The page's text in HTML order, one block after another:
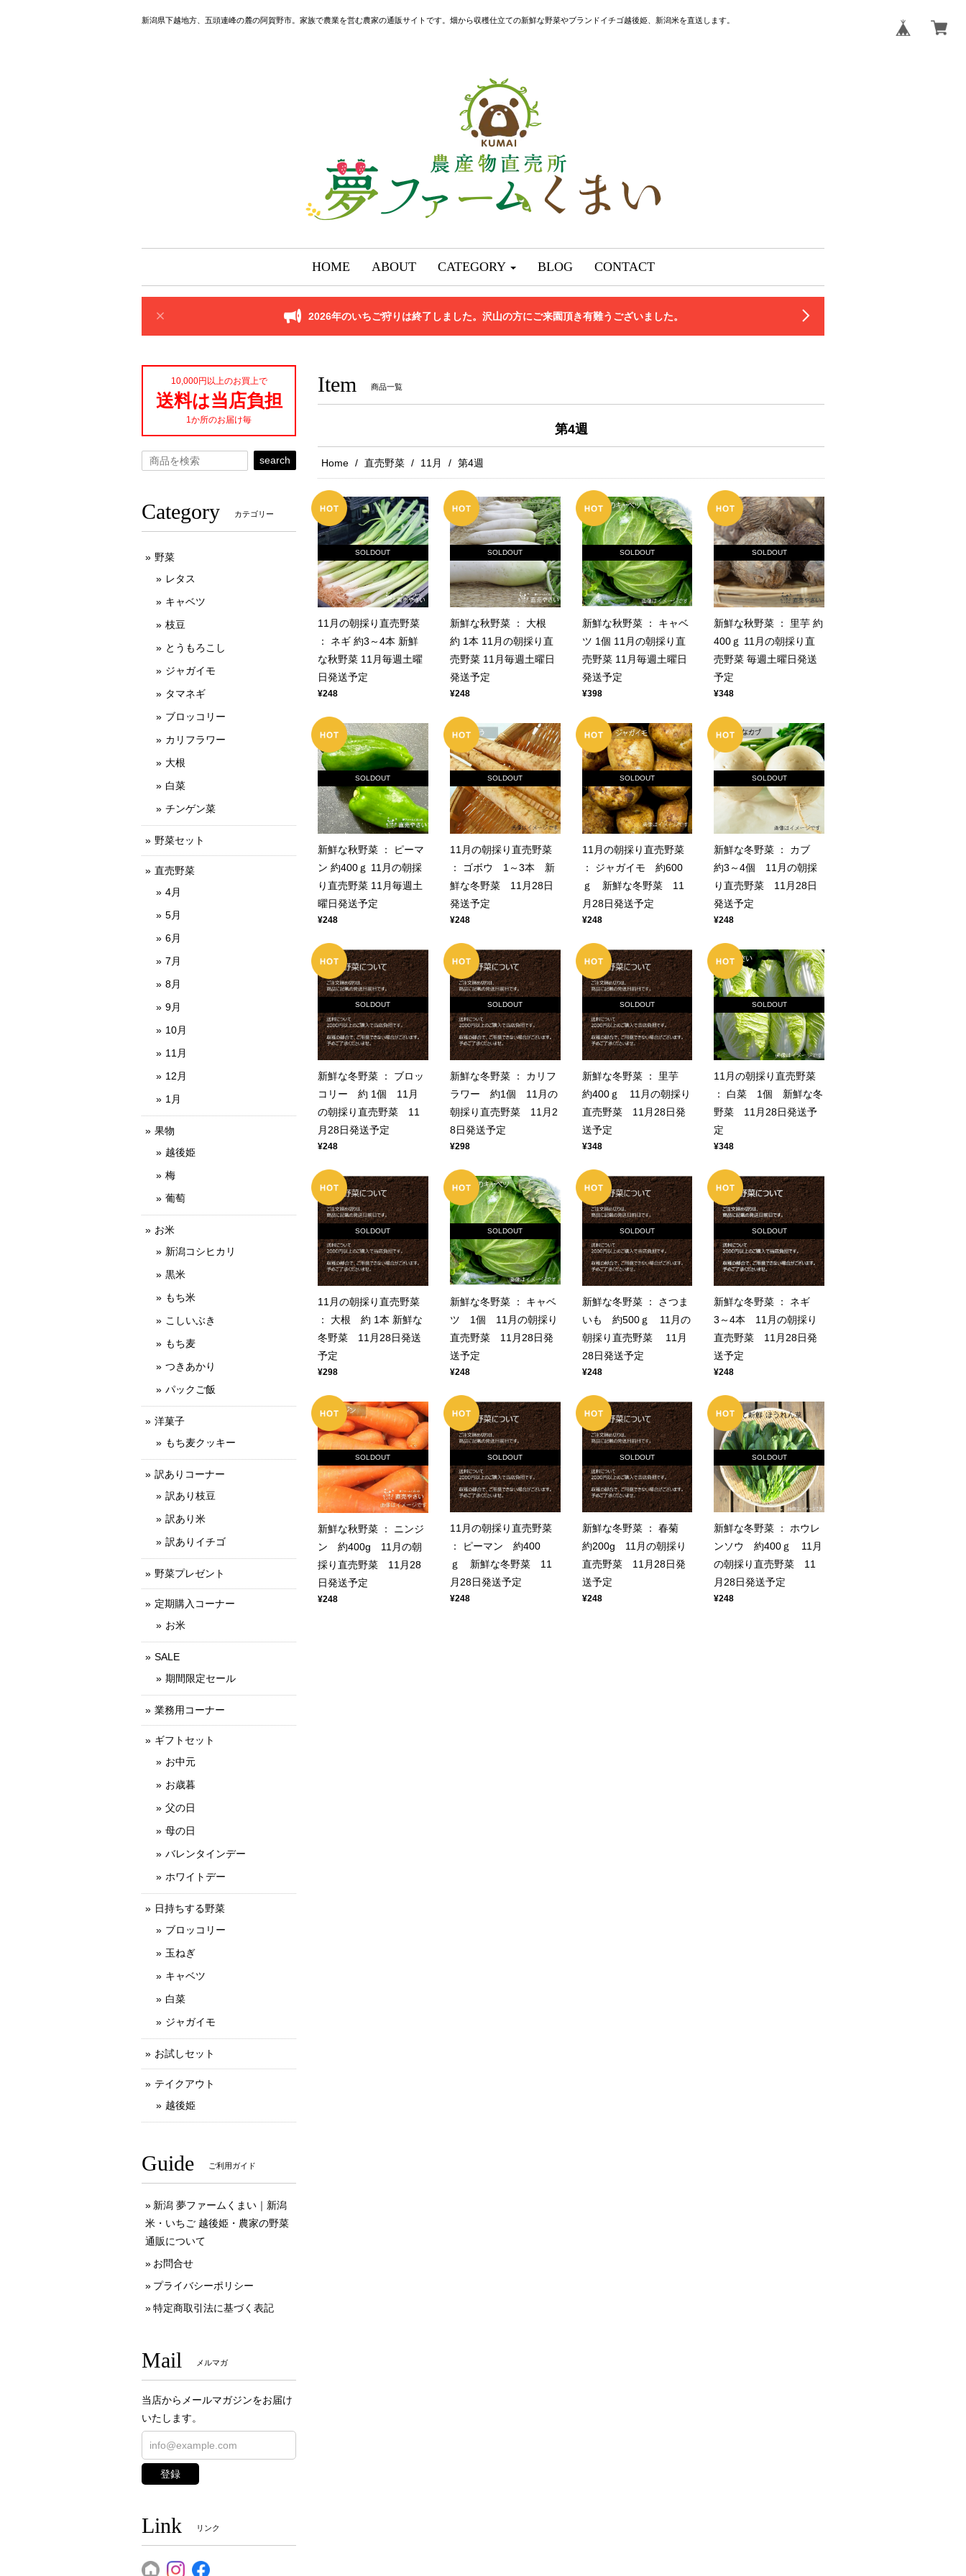
新潟県下越地方、五頭連峰の麓の阿賀野市。家族で農業を営む農家の通販サイトです。畑から収穫仕立ての新鮮な野菜やブランドイチゴ越後姫、新潟米を直送します。
HOME ABOUT CATEGORY BLOG CONTACT
2026年のいちご狩りは終了しました。沢山の方にご来園頂き有難うございました。
Item 商品一覧
第4週
Home 直売野菜 11月 第4週
SOLDOUT
11月の朝採り直売野菜
： ネギ 約3～4本 新鮮
な秋野菜 11月毎週土曜
日発送予定
¥248
SOLDOUT
新鮮な秋野菜 ： 大根
約 1本 11月の朝採り直
売野菜 11月毎週土曜日
発送予定
¥248
SOLDOUT
新鮮な秋野菜 ： キャベ
ツ 1個 11月の朝採り直
売野菜 11月毎週土曜日
発送予定
¥398
SOLDOUT
新鮮な秋野菜 ： 里芋 約
400ｇ 11月の朝採り直
売野菜 毎週土曜日発送
予定
¥348
SOLDOUT
新鮮な秋野菜 ： ピーマ
ン 約400ｇ 11月の朝採
り直売野菜 11月毎週土
曜日発送予定
¥248
SOLDOUT
11月の朝採り直売野菜
： ゴボウ 1～3本 新
鮮な冬野菜 11月28日
発送予定
¥248
SOLDOUT
11月の朝採り直売野菜
： ジャガイモ 約600
ｇ 新鮮な冬野菜 11
月28日発送予定
¥248
SOLDOUT
新鮮な冬野菜 ： カブ
約3～4個 11月の朝採
り直売野菜 11月28日
発送予定
¥248
SOLDOUT
新鮮な冬野菜 ： ブロッ
コリー 約 1個 11月
の朝採り直売野菜 11
月28日発送予定
¥248
SOLDOUT
新鮮な冬野菜 ： カリフ
ラワー 約1個 11月の
朝採り直売野菜 11月2
8日発送予定
¥298
SOLDOUT
新鮮な冬野菜 ： 里芋
約400ｇ 11月の朝採り
直売野菜 11月28日発
送予定
¥348
SOLDOUT
11月の朝採り直売野菜
： 白菜 1個 新鮮な冬
野菜 11月28日発送予
定
¥348
SOLDOUT
11月の朝採り直売野菜
： 大根 約 1本 新鮮な
冬野菜 11月28日発送
予定
¥298
SOLDOUT
新鮮な冬野菜 ： キャベ
ツ 1個 11月の朝採り
直売野菜 11月28日発
送予定
¥248
SOLDOUT
新鮮な冬野菜 ： さつま
いも 約500ｇ 11月の
朝採り直売野菜 11月
28日発送予定
¥248
SOLDOUT
新鮮な冬野菜 ： ネギ
3～4本 11月の朝採り
直売野菜 11月28日発
送予定
¥248
SOLDOUT
新鮮な秋野菜 ： ニンジ
ン 約400g 11月の朝
採り直売野菜 11月28
日発送予定
¥248
SOLDOUT
11月の朝採り直売野菜
： ピーマン 約400
ｇ 新鮮な冬野菜 11
月28日発送予定
¥248
SOLDOUT
新鮮な冬野菜 ： 春菊
約200g 11月の朝採り
直売野菜 11月28日発
送予定
¥248
SOLDOUT
新鮮な冬野菜 ： ホウレ
ンソウ 約400ｇ 11月
の朝採り直売野菜 11
月28日発送予定
¥248
10,000円以上のお買上で
送料は当店負担
1か所のお届け毎
search
Category カテゴリー
野菜
レタス
キャベツ
枝豆
とうもろこし
ジャガイモ
タマネギ
ブロッコリー
カリフラワー
大根
白菜
チンゲン菜
野菜セット
直売野菜
4月
5月
6月
7月
8月
9月
10月
11月
12月
1月
果物
越後姫
梅
葡萄
お米
新潟コシヒカリ
黒米
もち米
こしいぶき
もち麦
つきあかり
パックご飯
洋菓子
もち麦クッキー
訳ありコーナー
訳あり枝豆
訳あり米
訳ありイチゴ
野菜プレゼント
定期購入コーナー
お米
SALE
期間限定セール
業務用コーナー
ギフトセット
お中元
お歳暮
父の日
母の日
バレンタインデー
ホワイトデー
日持ちする野菜
ブロッコリー
玉ねぎ
キャベツ
白菜
ジャガイモ
お試しセット
テイクアウト
越後姫
Guide ご利用ガイド
新潟 夢ファームくまい｜新潟
米・いちご 越後姫・農家の野菜
通販について
お問合せ
プライバシーポリシー
特定商取引法に基づく表記
Mail メルマガ
当店からメールマガジンをお届け
いたします。
登録
Link リンク